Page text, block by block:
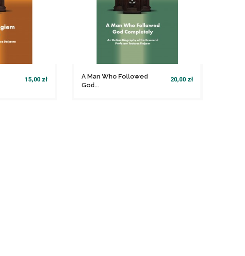
15,00 zł
A Man Who Followed
God...
20,00 zł